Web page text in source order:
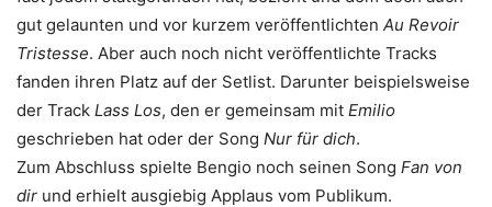
gut gelaunten und vor kurzem veröffentlichten Au Revoir
Tristesse. Aber auch noch nicht veröffentlichte Tracks
fanden ihren Platz auf der Setlist. Darunter beispielsweise
der Track Lass Los, den er gemeinsam mit Emilio
geschrieben hat oder der Song Nur für dich.
Zum Abschluss spielte Bengio noch seinen Song Fan von
dir und erhielt ausgiebig Applaus vom Publikum.